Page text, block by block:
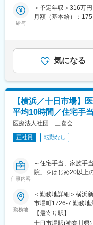
せる点が強みです。
分野横断で同じデス
ションができ、裁量
ることが可能な環境
■当社について
同社は武田薬品から
トアップです。東大
ルから13億円以上
す。
◇逆紹介斡旋
◇地域イベントの準
対応しながら、鶴巻
院にするとともに、
域医療を展開する横
護のオールラウンド
変更の範囲：会社の
給与
＜予定年収＞316万
月額（基本給）：
■賞与：年2回※前年
績：1月あたり
あり、選考を通じて
手当を含めた表記で
気になる
【横浜／十日市場】
平均10時間／住宅手
医療法人社団 三喜会
正社員 転勤なし
仕事内容
～住宅手当、家族手
院」をはじめ20以上
■業務内容：
入院・外来患者の療
勤務地
＜勤務地詳細＞横浜
市場町1726-7 勤務地
策：敷地内全面禁煙
【最寄り駅】
十日市場駅(神奈川県